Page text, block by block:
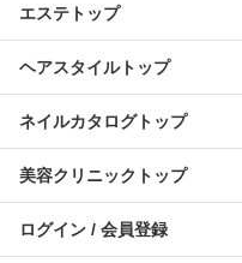
エステトップ
ヘアスタイルトップ
ネイルカタログトップ
美容クリニックトップ
ログイン / 会員登録